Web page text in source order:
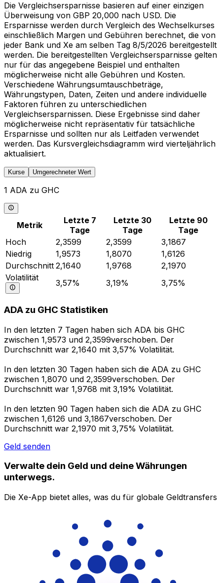
Die Vergleichsersparnisse basieren auf einer einzigen
Überweisung von GBP 20,000 nach USD. Die
Ersparnisse werden durch Vergleich des Wechselkurses
einschließlich Margen und Gebühren berechnet, die von
jeder Bank und Xe am selben Tag 8/5/2026 bereitgestellt
werden. Die bereitgestellten Vergleichsersparnisse gelten
nur für das angegebene Beispiel und enthalten
möglicherweise nicht alle Gebühren und Kosten.
Verschiedene Währungsumtauschbeträge,
Währungstypen, Daten, Zeiten und andere individuelle
Faktoren führen zu unterschiedlichen
Vergleichsersparnissen. Diese Ergebnisse sind daher
möglicherweise nicht repräsentativ für tatsächliche
Ersparnisse und sollten nur als Leitfaden verwendet
werden. Das Kursvergleichsdiagramm wird vierteljährlich
aktualisiert.
Kurse Umgerechneter Wert
1 ADA zu GHC
Metrik
Letzte 7
Tage
Letzte 30
Tage
Letzte 90
Tage
Hoch
2,3599 2,3599
3,1867
Niedrig
1,9573 1,8070
1,6126
Durchschnitt 2,1640 1,9768
2,1970
Volatilität
3,57% 3,19% 3,75%
ADA zu GHC Statistiken
In den letzten 7 Tagen haben sich ADA bis GHC
zwischen 1,9573 und 2,3599verschoben. Der
Durchschnitt war 2,1640 mit 3,57% Volatilität.
In den letzten 30 Tagen haben sich die ADA zu GHC
zwischen 1,8070 und 2,3599verschoben. Der
Durchschnitt war 1,9768 mit 3,19% Volatilität.
In den letzten 90 Tagen haben sich die ADA zu GHC
zwischen 1,6126 und 3,1867verschoben. Der
Durchschnitt war 2,1970 mit 3,75% Volatilität.
Geld senden
Verwalte dein Geld und deine Währungen
unterwegs.
Die Xe-App bietet alles, was du für globale Geldtransfers
Geld ins Ausland überweisen, ohne versteckte
Gebühren. Heute herunterladen!